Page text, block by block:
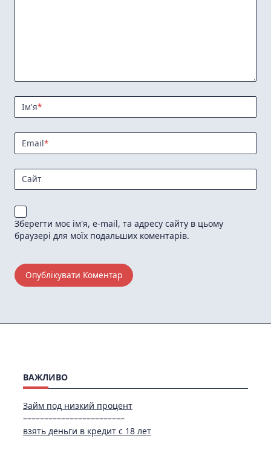
Ім'я*
Email*
Сайт
Зберегти моє ім'я, e-mail, та адресу сайту в цьому
браузері для моїх подальших коментарів.
ВАЖЛИВО
Займ под низкий процент
––––––––––––––––––––––––
взять деньги в кредит с 18 лет